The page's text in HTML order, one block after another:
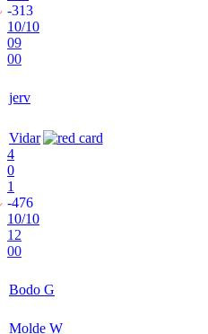
-313
10/10
09
00
jerv
Vidar
4
0
1
-476
10/10
12
00
Bodo G
Molde W